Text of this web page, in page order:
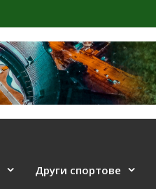
Други спортове